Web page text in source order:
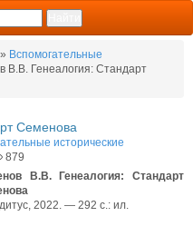
» Вспомогательные
В.В. Генеалогия: Стандарт
Семенова
исторические
879
В.В. Генеалогия: Стандарт
2022. — 292 с.: ил.